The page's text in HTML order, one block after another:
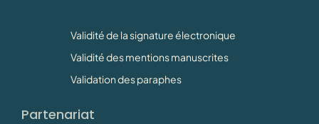
Validité de la signature électronique
Validité des mentions manuscrites
Validation des paraphes
Partenariat